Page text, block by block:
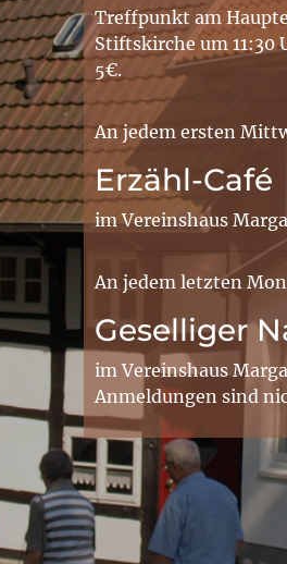
Treffpunkt am
Stiftskirche um 11:30
5€.
An jedem ersten
Erzähl-Café
im Vereinshaus
An jedem letzten
Geselliger
im Vereinshaus
Anmeldungen sind